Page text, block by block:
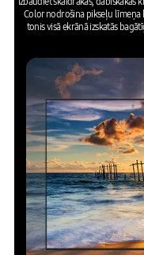
Color nodrošina pikseļu līmeņa
tonis visā ekrānā izskatās